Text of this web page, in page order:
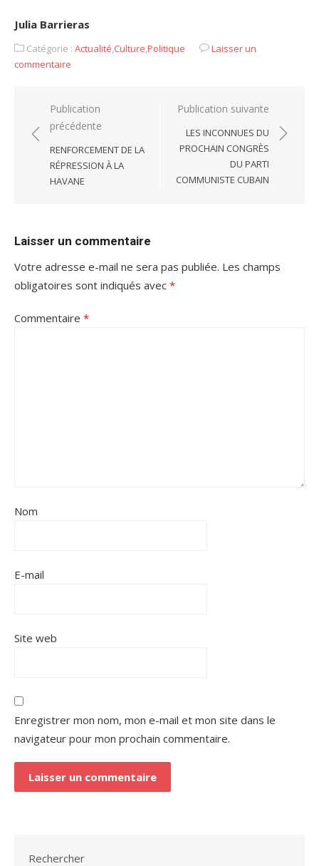
Julia Barrieras
Catégorie : Actualité,Culture,Politique
Laisser un
commentaire
Navigation
de
l’article
Publication
précédente
RENFORCEMENT DE LA
RÉPRESSION À LA
HAVANE
Publication suivante
LES INCONNUES DU
PROCHAIN CONGRÈS
DU PARTI
COMMUNISTE CUBAIN
Laisser un commentaire
Votre adresse e-mail ne sera pas publiée. Les champs
obligatoires sont indiqués avec *
Commentaire *
Nom
E-mail
Site web
Enregistrer mon nom, mon e-mail et mon site dans le
navigateur pour mon prochain commentaire.
Rechercher